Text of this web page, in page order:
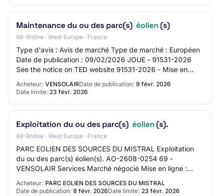
Maintenance du ou des parc(s) éolien(s)
69-Rhône · West Europe · France
Type d'avis : Avis de marché Type de marché : Européen
Date de publication : 09/02/2026 JOUE - 91531-2026
See the notice on TED website 91531-2026 - Mise en
Acheteur: VENSOLAIRDate de publication: 9 févr. 2026
Date limite: 23 févr. 2026
Exploitation du ou des parc(s) éolien(s).
69-Rhône · West Europe · France
PARC EOLIEN DES SOURCES DU MISTRAL Exploitation
du ou des parc(s) éolien(s). AO-2608-0254 69 -
VENSOLAIR Services Marché négocié Mise en ligne :
Acheteur: PARC EOLIEN DES SOURCES DU MISTRAL
Date de publication: 8 févr. 2026Date limite: 23 févr. 2026